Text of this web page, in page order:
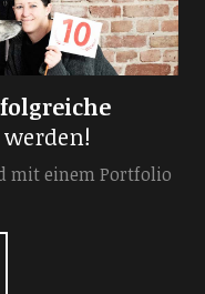
mit einem Portfolio